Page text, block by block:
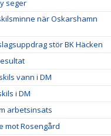
seger
när Oskarshamn
stör BK Häcken
vann i DM
i DM
arbetsinsats
mot Rosengård